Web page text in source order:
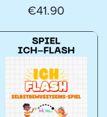
€41.90